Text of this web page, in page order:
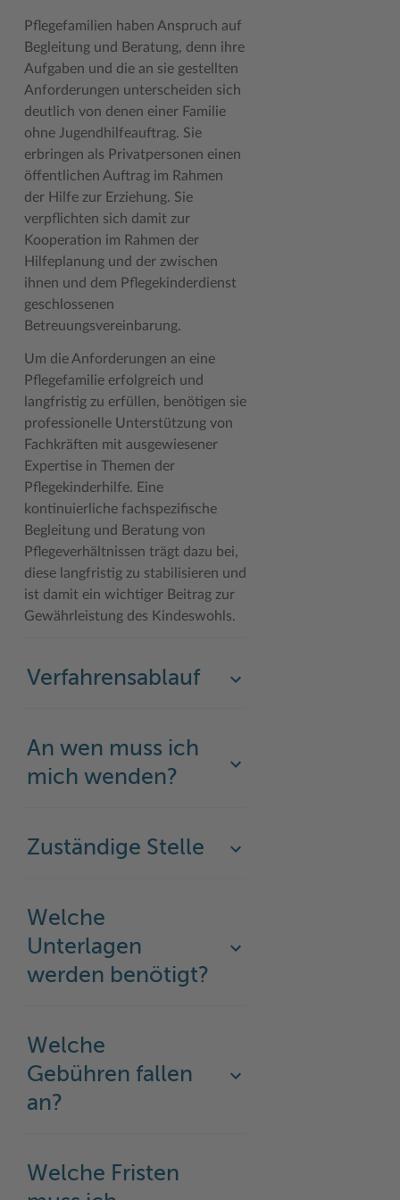
Geodatenportale (Kreiskarte)
Kfz-Zulassung
Kontakt / Öffnungszeiten
Leistungen
Lexikon
Publikationen
Wo Sie uns finden
Wunsch-Kennzeichen ↗
Zuständigkeitsfinder SH ↗
Fotoarchiv
Hitzeschutz
Klimaanpassungskonzept
Lokales Wetter
Newsletter
Pressemeldungen
Social Media
Stormarninfo
Termine
Ukrainehilfe
Woche der Seelischen Gesundheit
#MeinStormarn
Karrieretag
Kreispräsident
Kreistag und Ausschüsse
Kreistag Sitzungskalender
Landrat
Sonderbereiche
Stabsbereiche
Städte und Gemeinden
Wappen und Geschichte
Wappenrolle
Was ist ein Kreis?
Zahlen, Daten, Fakten
Offene Stellen
Praktika und FSJ
Weiterbildung beim Kreis Stormarn
Klimaschutz beim Kreis Stormarn
Projekt e-Gewerbe
Stormarner Bündnis für bezahlbares Wohnen
Zahlen, Daten, Fakten
Kulturelle Einrichtungen
Museen
Naturschutzgebiete
Storchenhorste
Lieblingsplätze in der Metropolregion
Termine und Veranstaltungen
Tourismus
Umlandscout Hamburg
Vereine und Gruppen
Wälder und Moore
Pflegefamilien haben Anspruch auf
Begleitung und Beratung, denn ihre
Aufgaben und die an sie gestellten
Anforderungen unterscheiden sich
deutlich von denen einer Familie
ohne Jugendhilfeauftrag. Sie
erbringen als Privatpersonen einen
öffentlichen Auftrag im Rahmen
der Hilfe zur Erziehung. Sie
verpflichten sich damit zur
Kooperation im Rahmen der
Hilfeplanung und der zwischen
ihnen und dem Pflegekinderdienst
geschlossenen
Betreuungsvereinbarung.
Um die Anforderungen an eine
Pflegefamilie erfolgreich und
langfristig zu erfüllen, benötigen sie
professionelle Unterstützung von
Fachkräften mit ausgewiesener
Expertise in Themen der
Pflegekinderhilfe. Eine
kontinuierliche fachspezifische
Begleitung und Beratung von
Pflegeverhältnissen trägt dazu bei,
diese langfristig zu stabilisieren und
ist damit ein wichtiger Beitrag zur
Gewährleistung des Kindeswohls.
Verfahrensablauf
An wen muss ich
mich wenden?
Zuständige Stelle
Welche
Unterlagen
werden benötigt?
Welche
Gebühren fallen
an?
Welche Fristen